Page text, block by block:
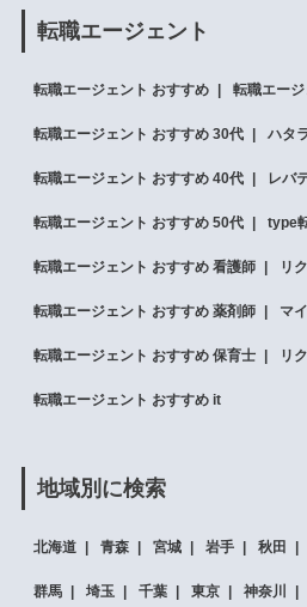
転職エージェント
転職エージェント おすすめ 転職エー
転職エージェント おすすめ 30代 ハタ
転職エージェント おすすめ 40代 レバ
転職エージェント おすすめ 50代 type
転職エージェント おすすめ 看護師 リ
転職エージェント おすすめ 薬剤師 マ
転職エージェント おすすめ 保育士 リ
転職エージェント おすすめ it
地域別に検索
北海道 青森 宮城 岩手 秋田
群馬 埼玉 千葉 東京 神奈川